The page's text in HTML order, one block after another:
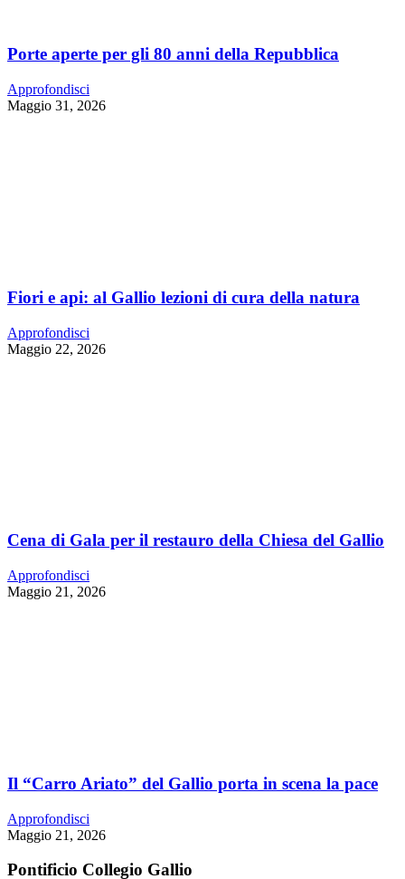
Porte aperte per gli 80 anni della Repubblica
Approfondisci
Maggio 31, 2026
Fiori e api: al Gallio lezioni di cura della natura
Approfondisci
Maggio 22, 2026
Cena di Gala per il restauro della Chiesa del Gallio
Approfondisci
Maggio 21, 2026
Il “Carro Ariato” del Gallio porta in scena la pace
Approfondisci
Maggio 21, 2026
Pontificio Collegio Gallio